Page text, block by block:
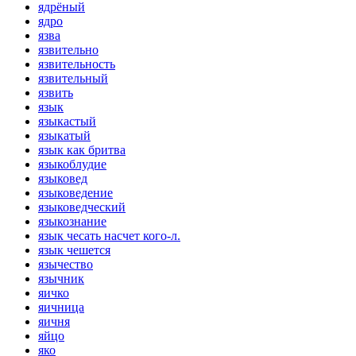
ядрёный
ядро
язва
язвительно
язвительность
язвительный
язвить
язык
языкастый
языкатый
язык как бритва
языкоблудие
языковед
языковедение
языковедческий
языкознание
язык чесать насчет кого-л.
язык чешется
язычество
язычник
яичко
яичница
яичня
яйцо
яко